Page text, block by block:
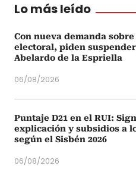
Lo más leído
Con nueva demanda
electoral, piden
Abelardo de la Espriella
06/08/2026
Puntaje D21 en el RUI:
explicación y subsidios a
según el Sisbén 2026
06/08/2026